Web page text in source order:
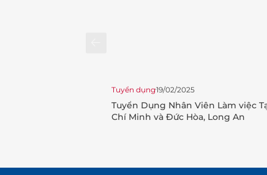
Tuyển dụng19/02/2025
Tuyển Dụng Nhân Viên Làm việc
Chí Minh và Đức Hòa, Long An